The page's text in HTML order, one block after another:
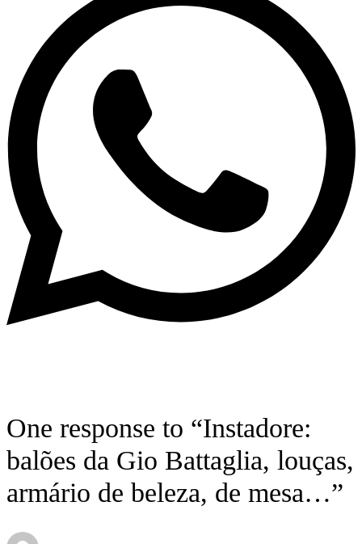
One response to “Instadore:
balões da Gio Battaglia, louças,
armário de beleza, de mesa…”